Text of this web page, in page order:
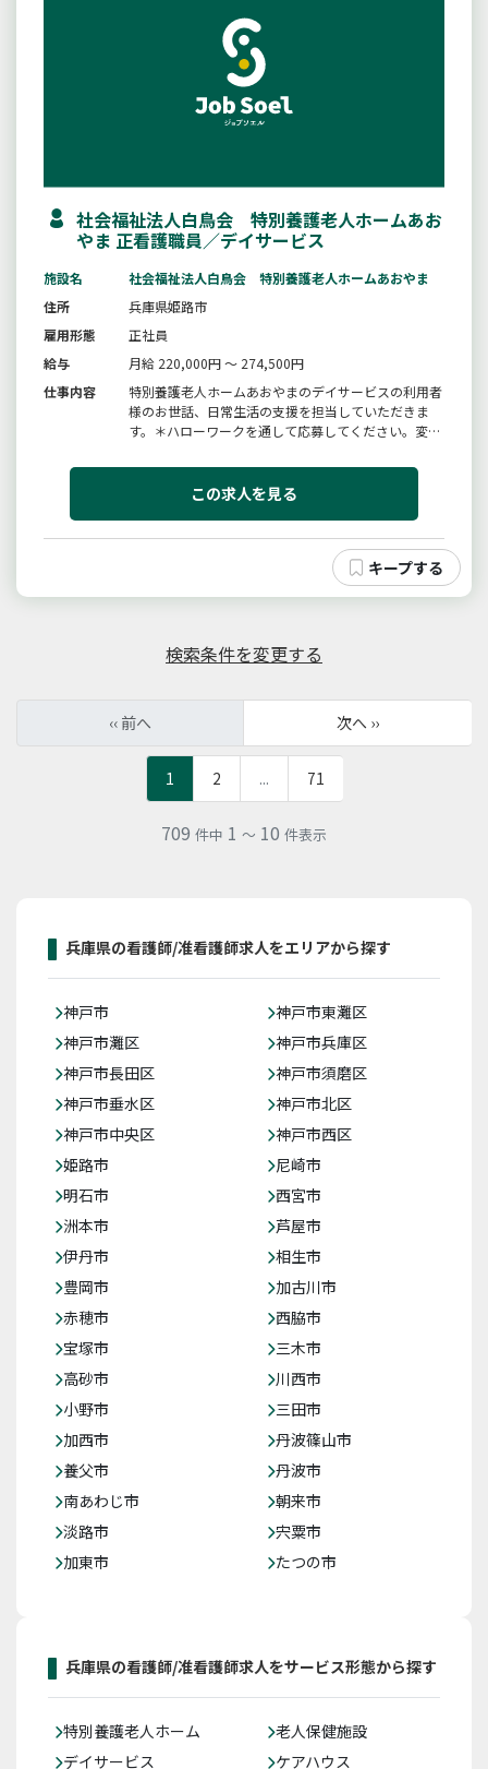
社会福祉法人白鳥会 特別養護老人ホームあお
やま 正看護職員／デイサービス
施設名
社会福祉法人白鳥会 特別養護老人ホームあおやま
住所
兵庫県姫路市
雇用形態
正社員
給与
月給 220,000円 ～ 274,500円
仕事内容
特別養護老人ホームあおやまのデイサービスの利用者
様のお世話、日常生活の支援を担当していただきま
す。＊ハローワークを通して応募してください。変更
この求人を見る
検索条件を変更する
‹‹ 前へ 次へ ››
1 2 ... 71
709 件中 1 ～ 10 件表示
兵庫県の看護師/准看護師求人をエリアから探す
神戸市
神戸市東灘区
神戸市灘区
神戸市兵庫区
神戸市長田区
神戸市須磨区
神戸市垂水区
神戸市北区
神戸市中央区
神戸市西区
姫路市
尼崎市
明石市
西宮市
洲本市
芦屋市
伊丹市
相生市
豊岡市
加古川市
赤穂市
西脇市
宝塚市
三木市
高砂市
川西市
小野市
三田市
加西市
丹波篠山市
養父市
丹波市
南あわじ市
朝来市
淡路市
宍粟市
加東市
たつの市
兵庫県の看護師/准看護師求人をサービス形態から探す
特別養護老人ホーム
老人保健施設
デイサービス
ケアハウス